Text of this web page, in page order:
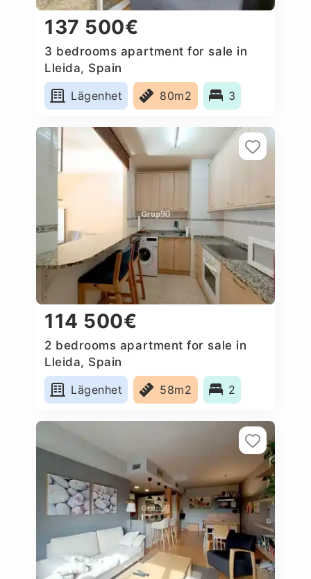
137 500€
3 bedrooms apartment for sale in
Lleida, Spain
Lägenhet
80m2 3
114 500€
2 bedrooms apartment for sale in
Lleida, Spain
Lägenhet
58m2 2